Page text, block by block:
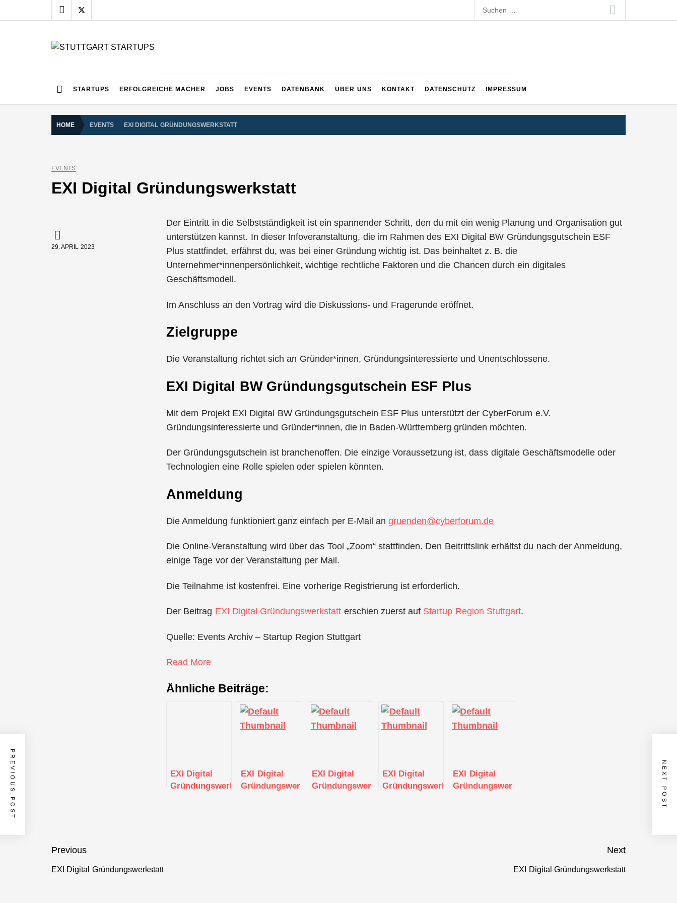
to
Suchen
nach:
STARTUPS ERFOLGREICHE MACHER JOBS EVENTS DATENBANK ÜBER UNS KONTAKT DATENSCHUTZ IMPRESSUM
HOME EVENTS EXI DIGITAL GRÜNDUNGSWERKSTATT
EVENTS
EXI Digital Gründungswerkstatt
29. APRIL 2023
Der Eintritt in die Selbstständigkeit ist ein spannender Schritt, den du mit ein wenig Planung und Organisation gut
unterstützen kannst. In dieser Infoveranstaltung, die im Rahmen des EXI Digital BW Gründungsgutschein ESF
Plus stattfindet, erfährst du, was bei einer Gründung wichtig ist. Das beinhaltet z. B. die
Unternehmer*innenpersönlichkeit, wichtige rechtliche Faktoren und die Chancen durch ein digitales
Geschäftsmodell.
Im Anschluss an den Vortrag wird die Diskussions- und Fragerunde eröffnet.
Zielgruppe
Die Veranstaltung richtet sich an Gründer*innen, Gründungsinteressierte und Unentschlossene.
EXI Digital BW Gründungsgutschein ESF Plus
Mit dem Projekt EXI Digital BW Gründungsgutschein ESF Plus unterstützt der CyberForum e.V.
Gründungsinteressierte und Gründer*innen, die in Baden-Württemberg gründen möchten.
Der Gründungsgutschein ist branchenoffen. Die einzige Voraussetzung ist, dass digitale Geschäftsmodelle oder
Technologien eine Rolle spielen oder spielen könnten.
Anmeldung
Die Anmeldung funktioniert ganz einfach per E-Mail angruenden@cyberforum.de
Die Online-Veranstaltung wird über das Tool „Zoom“ stattfinden. Den Beitrittslink erhältst du nach der Anmeldung,
einige Tage vor der Veranstaltung per Mail.
Die Teilnahme ist kostenfrei. Eine vorherige Registrierung ist erforderlich.
Der Beitrag EXI Digital Gründungswerkstatt erschien zuerst auf Startup Region Stuttgart.
Quelle: Events Archiv – Startup Region Stuttgart
Read More
Ähnliche Beiträge:
EXI Digital
Gründungswerkstatt
EXI Digital
Gründungswerkstatt
EXI Digital
Gründungswerkstatt
EXI Digital
Gründungswerkstatt
EXI Digital
Gründungswerkstatt
Beitragsnavigation
Previous
Previous
EXI Digital Gründungswerkstatt
Next
Next
EXI Digital Gründungswerkstatt
PREVIOUS POST NEXT POST